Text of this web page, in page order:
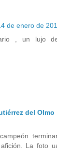
de enero de
, un lujo
del Olmo
campeón
La foto